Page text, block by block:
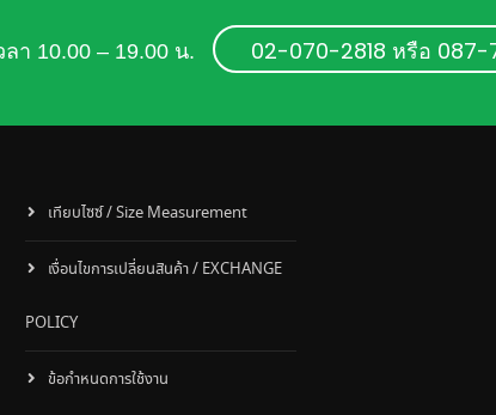
า 10.00 – 19.00 น. 02-070-2818 หรือ
เทียบไซซ์ / Size Measurement
เงื่อนไขการเปลี่ยนสินค้า / EXCHANGE
POLICY
ข้อกำหนดการใช้งาน